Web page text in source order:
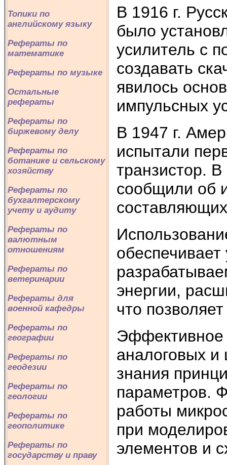
Топики по
английскому языку
Рефераты по
математике
Рефераты по музыке
Остальные
рефераты
Рефераты по
биржевому делу
Рефераты по
ботанике и сельскому
хозяйству
Рефераты по
бухгалтерскому
учету и аудиту
Рефераты по
валютным
отношениям
Рефераты по
ветеринарии
Рефераты для
военной кафедры
Рефераты по
географии
Рефераты по
геодезии
Рефераты по
геологии
Рефераты по
геополитике
Рефераты по
государству и праву
В 1916 г.
было
усилитель с
создавать
явилось
импульсных
В 1947 г.
испытали
транзистор.
сообщили об
энергии,
что
Эффективное
аналоговых
знания
параметров.
работы
при
элементов и